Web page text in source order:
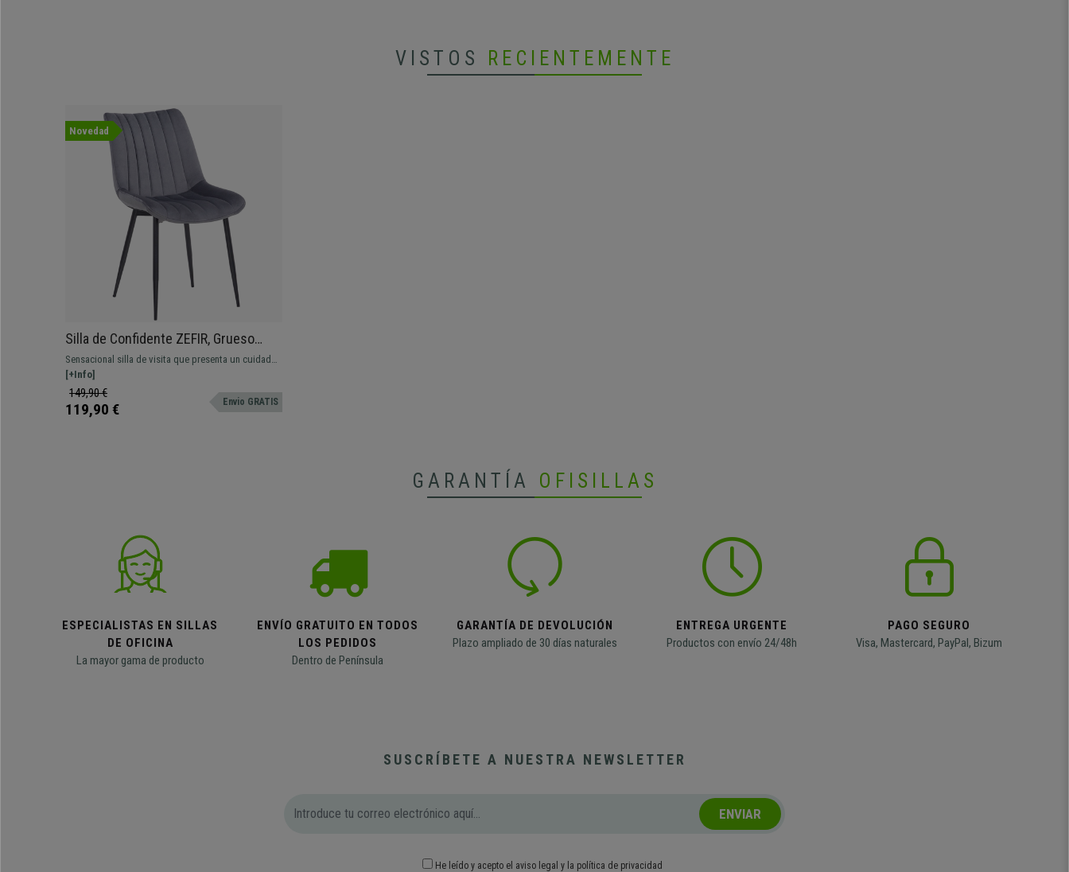
VISTOS RECIENTEMENTE
Novedad
Silla de Confidente ZEFIR, Grueso
Acolchado, Patas Metálicas, en
Terciopelo color Gris
Sensacional silla de visita que presenta un cuidado
diseño y ofrece elevado grado de confort.
[+Info]
149,90 €
119,90 € Envio GRATIS
GARANTÍA OFISILLAS
ESPECIALISTAS EN SILLAS
DE OFICINA
La mayor gama de producto
ENVÍO GRATUITO EN TODOS
LOS PEDIDOS
Dentro de Península
GARANTÍA DE DEVOLUCIÓN
Plazo ampliado de 30 días naturales
ENTREGA URGENTE
Productos con envío 24/48h
PAGO SEGURO
Visa, Mastercard, PayPal, Bizum
SUSCRÍBETE A NUESTRA NEWSLETTER
ENVIAR
He leído y acepto el aviso legal y la política de privacidad